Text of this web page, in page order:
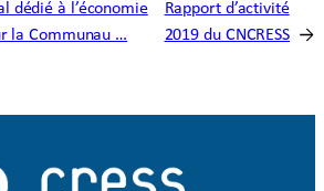
dédié à l’économie
la Communau …
Rapport d’activité
2019 du CNCRESS →